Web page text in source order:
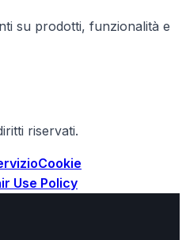
su prodotti, funzionalità e
riservati.
Cookie
Use Policy